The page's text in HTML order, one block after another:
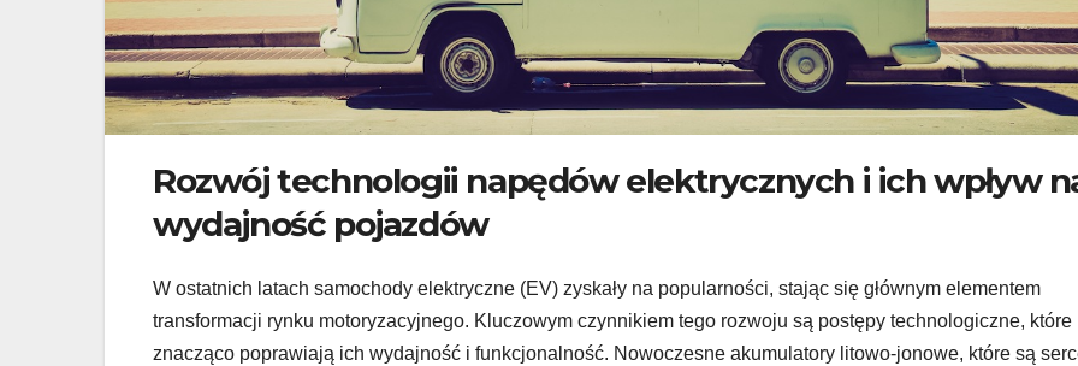
Rozwój technologii napędów elektrycznych i ich wpływ
wydajność pojazdów
W ostatnich latach samochody elektryczne (EV) zyskały na popularności, stając się głównym elementem
transformacji rynku motoryzacyjnego. Kluczowym czynnikiem tego rozwoju są postępy technologiczne, które
znacząco poprawiają ich wydajność i funkcjonalność. Nowoczesne akumulatory litowo-jonowe, które są
internetowej,
żeby uniknąć
chaosu?